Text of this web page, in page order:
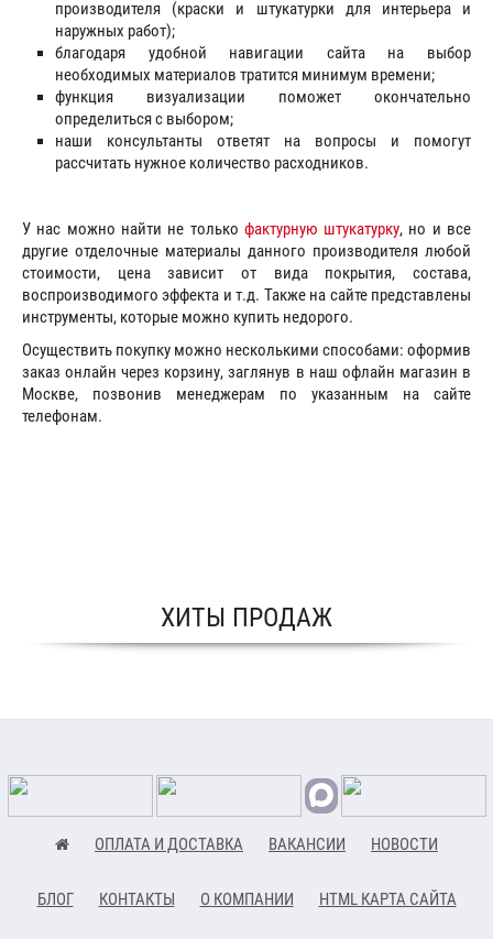
производителя (краски и штукатурки для интерьера и
наружных работ);
благодаря удобной навигации сайта на выбор
необходимых материалов тратится минимум времени;
функция визуализации поможет окончательно
определиться с выбором;
наши консультанты ответят на вопросы и помогут
рассчитать нужное количество расходников.
У нас можно найти не только фактурную штукатурку, но и все
другие отделочные материалы данного производителя любой
стоимости, цена зависит от вида покрытия, состава,
воспроизводимого эффекта и т.д. Также на сайте представлены
инструменты, которые можно купить недорого.
Осуществить покупку можно несколькими способами: оформив
заказ онлайн через корзину, заглянув в наш офлайн магазин в
Москве, позвонив менеджерам по указанным на сайте
телефонам.
ХИТЫ ПРОДАЖ
ОПЛАТА И ДОСТАВКА ВАКАНСИИ НОВОСТИ
БЛОГ КОНТАКТЫ О КОМПАНИИ HTML КАРТА САЙТА